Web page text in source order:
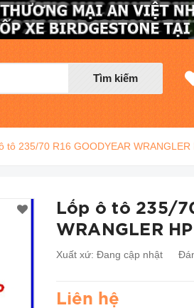
Tìm kiếm
tô 235/70 R16 GOODYEAR WRANGLER
Lốp ô tô 235/
WRANGLER
Xuất xứ: Đang cập nhật
Liên hệ